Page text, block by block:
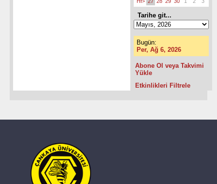
Tarihe git...
Bugün:
Per, Ağ 6, 2026
Abone Ol veya Takvimi
Yükle
Etkinlikleri Filtrele